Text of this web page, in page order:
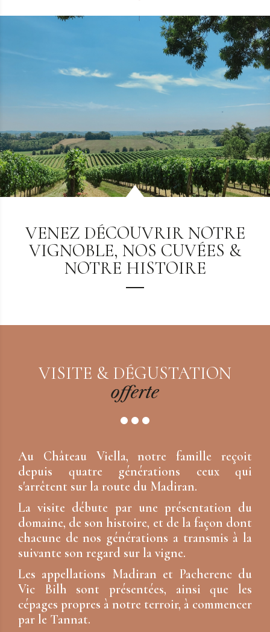
VENEZ DÉCOUVRIR NOTRE
VIGNOBLE, NOS CUVÉES &
NOTRE HISTOIRE
VISITE & DÉGUSTATION
offerte
Au Château Viella, notre famille reçoit
depuis quatre générations ceux qui
s'arrêtent sur la route du Madiran.
La visite débute par une présentation du
domaine, de son histoire, et de la façon dont
chacune de nos générations a transmis à la
suivante son regard sur la vigne.
Les appellations Madiran et Pacherenc du
Vic Bilh sont présentées, ainsi que les
cépages propres à notre terroir, à commencer
par le Tannat.